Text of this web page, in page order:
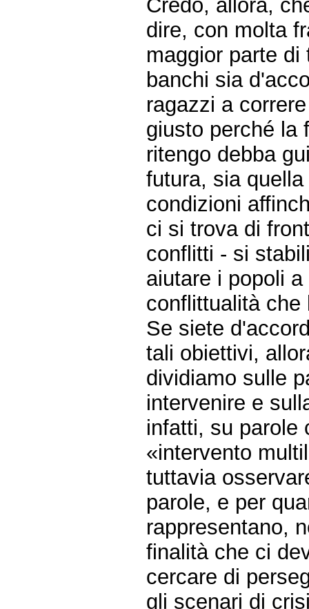
Credo, allora,
dire, con molta
maggior parte
banchi sia
ragazzi a
giusto perché la
ritengo debba
futura, sia
condizioni
ci si trova di
conflitti - si
aiutare i popoli
conflittualità che
Se siete
tali obiettivi,
dividiamo sulle
intervenire e
infatti, su parole
«intervento
tuttavia
parole, e per
rappresentano,
finalità che ci
cercare di
gli scenari di